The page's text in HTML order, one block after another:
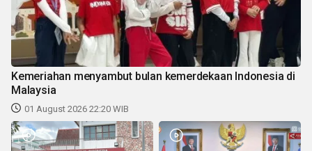
Kemeriahan menyambut bulan kemerdekaan Indonesia di
Malaysia
01 August 2026 22:20 WIB